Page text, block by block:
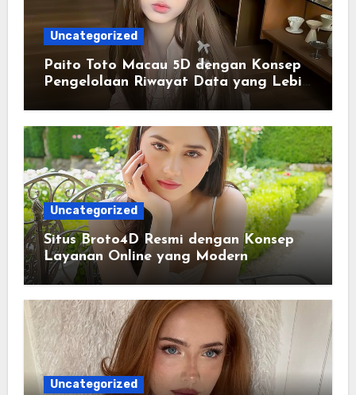
Uncategorized
Paito Toto Macau 5D dengan Konsep
Pengelolaan Riwayat Data yang Lebih
Lengkap dan Sistematis
Uncategorized
Situs Broto4D Resmi dengan Konsep
Layanan Online yang Modern
Uncategorized